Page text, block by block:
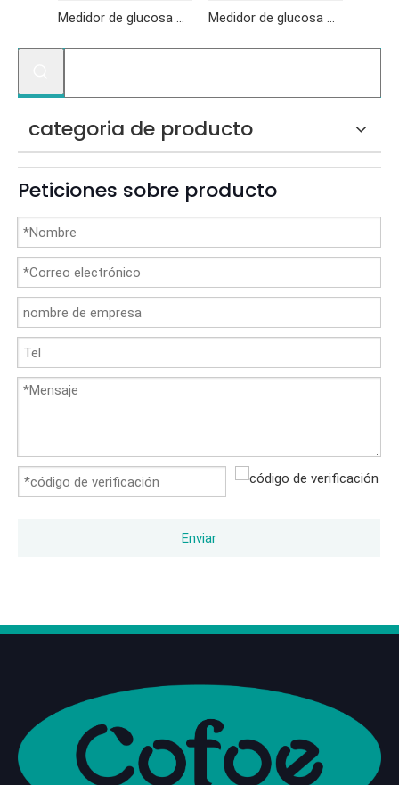
Medidor de glucosa en sangre KF-B10 Medidor de glucosa en sangre KF-B06
categoria de producto
Peticiones sobre producto
Enviar